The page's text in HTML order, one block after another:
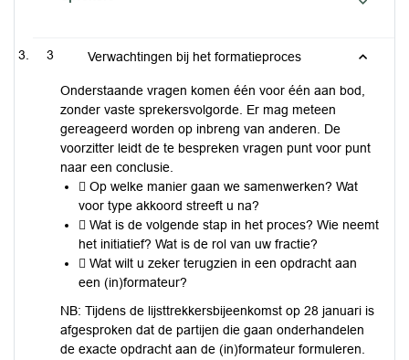
3 Verwachtingen bij het formatieproces
Onderstaande vragen komen één voor één aan bod,
zonder vaste sprekersvolgorde. Er mag meteen
gereageerd worden op inbreng van anderen. De
voorzitter leidt de te bespreken vragen punt voor punt
naar een conclusie.
 Op welke manier gaan we samenwerken? Wat
voor type akkoord streeft u na?
 Wat is de volgende stap in het proces? Wie neemt
het initiatief? Wat is de rol van uw fractie?
 Wat wilt u zeker terugzien in een opdracht aan
een (in)formateur?
NB: Tijdens de lijsttrekkersbijeenkomst op 28 januari is
afgesproken dat de partijen die gaan onderhandelen
de exacte opdracht aan de (in)formateur formuleren.